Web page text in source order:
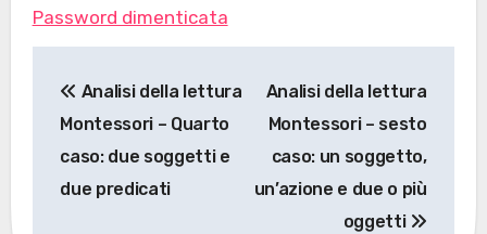
Password dimenticata
articoli
Analisi della lettura
Montessori – Quarto
caso: due soggetti e
due predicati
Analisi della lettura
Montessori – sesto
caso: un soggetto,
un’azione e due o più
oggetti